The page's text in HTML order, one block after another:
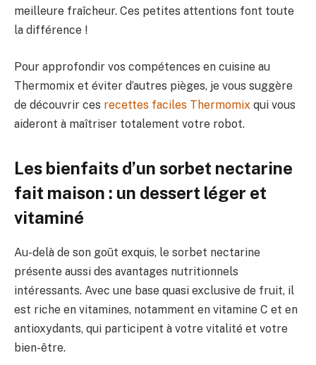
meilleure fraîcheur. Ces petites attentions font toute
la différence !
Pour approfondir vos compétences en cuisine au
Thermomix et éviter d’autres pièges, je vous suggère
de découvrir ces recettes faciles Thermomix qui vous
aideront à maîtriser totalement votre robot.
Les bienfaits d’un sorbet nectarine
fait maison : un dessert léger et
vitaminé
Au-delà de son goût exquis, le sorbet nectarine
présente aussi des avantages nutritionnels
intéressants. Avec une base quasi exclusive de fruit, il
est riche en vitamines, notamment en vitamine C et en
antioxydants, qui participent à votre vitalité et votre
bien-être.